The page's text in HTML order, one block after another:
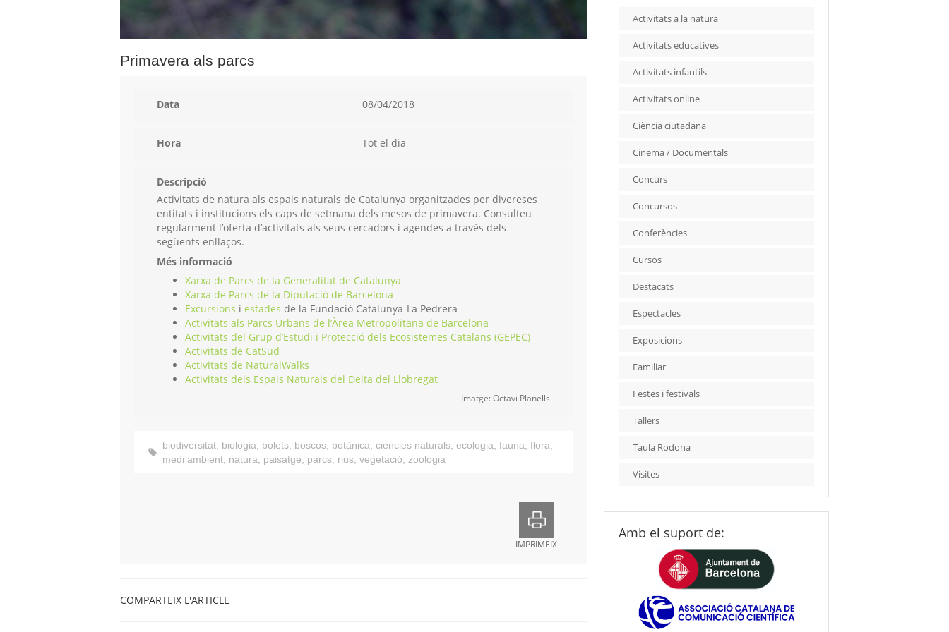
Primavera als parcs
Data 08/04/2018
Hora Tot el dia
Descripció
Activitats de natura als espais naturals de Catalunya organitzades per divereses
entitats i institucions els caps de setmana dels mesos de primavera. Consulteu
regularment l’oferta d’activitats als seus cercadors i agendes a través dels
següents enllaços.
Més informació
Xarxa de Parcs de la Generalitat de Catalunya
Xarxa de Parcs de la Diputació de Barcelona
Excursions i estades de la Fundació Catalunya-La Pedrera
Activitats als Parcs Urbans de l’Àrea Metropolitana de Barcelona
Activitats del Grup d’Estudi i Protecció dels Ecosistemes Catalans (GEPEC)
Activitats de CatSud
Activitats de NaturalWalks
Activitats dels Espais Naturals del Delta del Llobregat
Imatge: Octavi Planells
biodiversitat, biologia, bolets, boscos, botànica, ciències naturals, ecologia, fauna, flora,
medi ambient, natura, paisatge, parcs, rius, vegetació, zoologia
IMPRIMEIX
COMPARTEIX L'ARTICLE
Activitats a la natura
Activitats educatives
Activitats infantils
Activitats online
Ciència ciutadana
Cinema / Documentals
Concurs
Concursos
Conferències
Cursos
Destacats
Espectacles
Exposicions
Familiar
Festes i festivals
Tallers
Taula Rodona
Visites
Amb el suport de: